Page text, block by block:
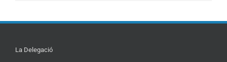
La Delegació